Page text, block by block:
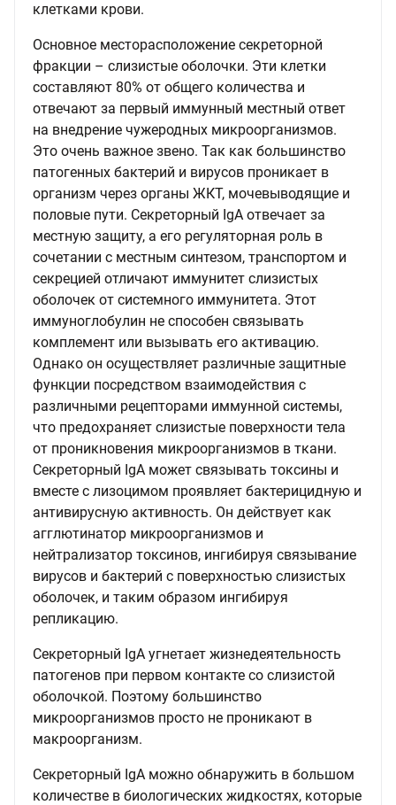
клетками крови.
Основное месторасположение секреторной
фракции – слизистые оболочки. Эти клетки
составляют 80% от общего количества и
отвечают за первый иммунный местный ответ
на внедрение чужеродных микроорганизмов.
Это очень важное звено. Так как большинство
патогенных бактерий и вирусов проникает в
организм через органы ЖКТ, мочевыводящие и
половые пути. Секреторный IgA отвечает за
местную защиту, а его регуляторная роль в
сочетании с местным синтезом, транспортом и
секрецией отличают иммунитет слизистых
оболочек от системного иммунитета. Этот
иммуноглобулин не способен связывать
комплемент или вызывать его активацию.
Однако он осуществляет различные защитные
функции посредством взаимодействия с
различными рецепторами иммунной системы,
что предохраняет слизистые поверхности тела
от проникновения микроорганизмов в ткани.
Секреторный IgA может связывать токсины и
вместе с лизоцимом проявляет бактерицидную и
антивирусную активность. Он действует как
агглютинатор микроорганизмов и
нейтрализатор токсинов, ингибируя связывание
вирусов и бактерий с поверхностью слизистых
оболочек, и таким образом ингибируя
репликацию.
Секреторный IgA угнетает жизнедеятельность
патогенов при первом контакте со слизистой
оболочкой. Поэтому большинство
микроорганизмов просто не проникают в
макроорганизм.
Секреторный IgA можно обнаружить в большом
количестве в биологических жидкостях, которые